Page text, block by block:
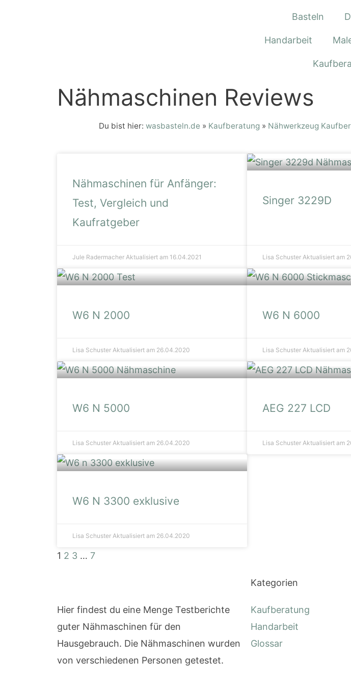
Basteln
Handarbeit
Nähmaschinen Reviews
Du bist hier: wasbasteln.de » Kaufberatung » Nähwerkzeug
Nähmaschinen für Anfänger:
Test, Vergleich und
Kaufratgeber
Jule Radermacher Aktualisiert am 16.04.2021
Singer 3229D
Lisa SchusterAktualisiert am
W6 N 2000
Lisa Schuster Aktualisiert am 26.04.2020
W6 N 6000
Lisa SchusterAktualisiert am
W6 N 5000
Lisa Schuster Aktualisiert am 26.04.2020
AEG 227 LCD
Lisa SchusterAktualisiert am
W6 N 3300 exklusive
Lisa Schuster Aktualisiert am 26.04.2020
1 2 3 … 7
Hier findest du eine Menge Testberichte
guter Nähmaschinen für den
Hausgebrauch. Die Nähmaschinen wurden
von verschiedenen Personen getestet.
Kategorien
Kaufberatung
Handarbeit
Glossar